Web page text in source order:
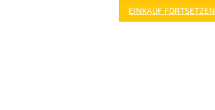
EINKAUF FORTSETZEN